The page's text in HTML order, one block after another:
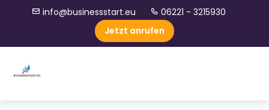
info@businessstart.eu
06221 - 3215930
Jetzt anrufen